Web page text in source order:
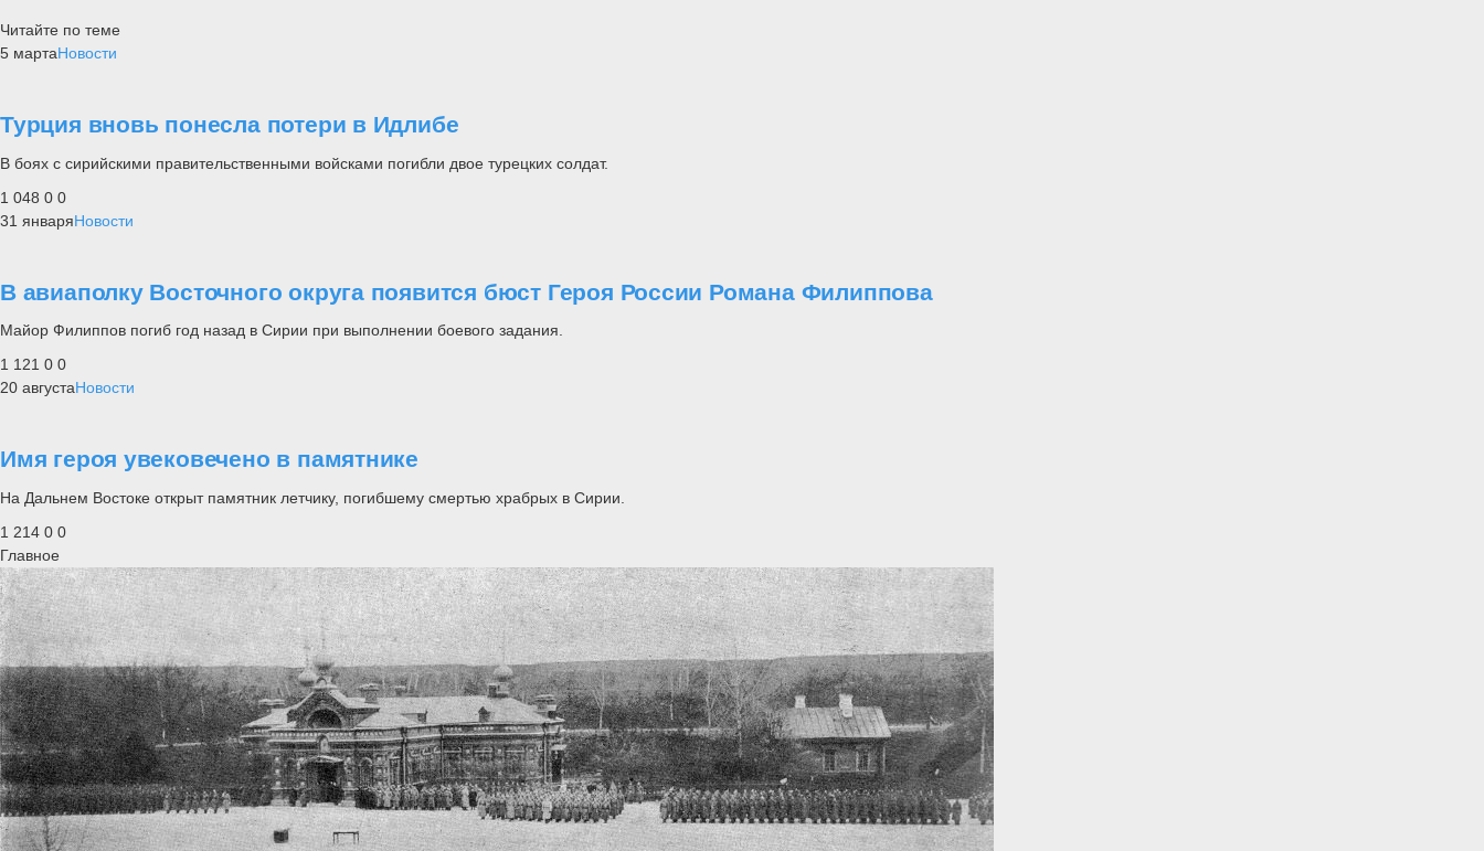
Читайте по теме
5 мартаНовости
Турция вновь понесла потери в Идлибе
В боях с сирийскими правительственными войсками погибли двое турецких солдат.
1 048 0 0
31 январяНовости
В авиаполку Восточного округа появится бюст Героя России Романа Филиппова
Майор Филиппов погиб год назад в Сирии при выполнении боевого задания.
1 121 0 0
20 августаНовости
Имя героя увековечено в памятнике
На Дальнем Востоке открыт памятник летчику, погибшему смертью храбрых в Сирии.
1 214 0 0
Главное